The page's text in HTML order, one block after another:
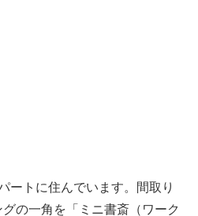
ートに住んでいます。間取り
の一角を「ミニ書斎（ワーク